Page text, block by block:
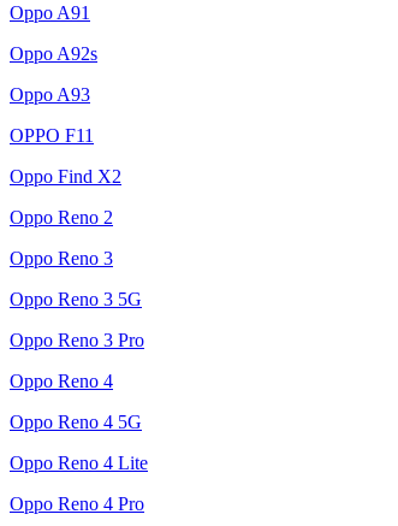
Oppo A91
Oppo A92s
Oppo A93
OPPO F11
Oppo Find X2
Oppo Reno 2
Oppo Reno 3
Oppo Reno 3 5G
Oppo Reno 3 Pro
Oppo Reno 4
Oppo Reno 4 5G
Oppo Reno 4 Lite
Oppo Reno 4 Pro